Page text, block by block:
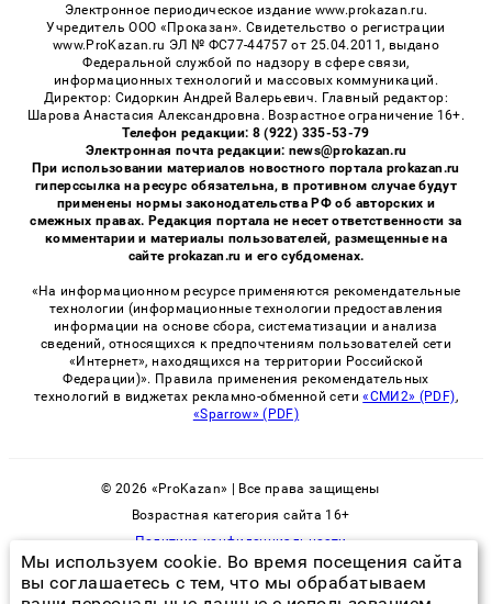
Электронное периодическое издание www.prokazan.ru.
Учредитель ООО «Проказан». Cвидетельство о регистрации
www.ProKazan.ru ЭЛ № ФС77-44757 от 25.04.2011, выдано
Федеральной службой по надзору в сфере связи,
информационных технологий и массовых коммуникаций.
Директор: Сидоркин Андрей Валерьевич. Главный редактор:
Шарова Анастасия Александровна. Возрастное ограничение 16+.
Телефон редакции: 8 (922) 335-53-79
Электронная почта редакции: news@prokazan.ru
При использовании материалов новостного портала prokazan.ru
гиперссылка на ресурс обязательна, в противном случае будут
применены нормы законодательства РФ об авторских и
смежных правах. Редакция портала не несет ответственности за
комментарии и материалы пользователей, размещенные на
сайте prokazan.ru и его субдоменах.
«На информационном ресурсе применяются рекомендательные
технологии (информационные технологии предоставления
информации на основе сбора, систематизации и анализа
сведений, относящихся к предпочтениям пользователей сети
«Интернет», находящихся на территории Российской
Федерации)». Правила применения рекомендательных
технологий в виджетах рекламно-обменной сети«СМИ2» (PDF),
«Sparrow» (PDF)
© 2026 «ProKazan» | Все права защищены
Возрастная категория сайта 16+
Политика конфиденциальности
Мы используем cookie. Во время посещения сайта
вы соглашаетесь с тем, что мы обрабатываем